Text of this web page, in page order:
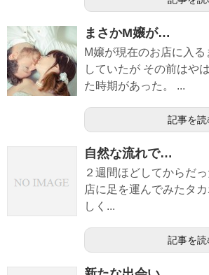
まさかM嬢が…
M嬢が現在のお店に入
していたが その前はや
た時期があった。 ...
記事を読
自然な流れで…
２週間ほどしてからだ
店に足を運んでみたタ
しく...
記事を読